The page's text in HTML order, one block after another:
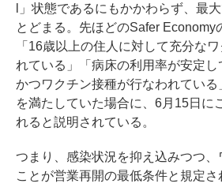
l」状態であるにもかかわらず、最
とどまる。先ほどのSafer Economy
「16歳以上の住人に対して充分な
れている」「病床の利用率が安定し
かつワクチン接種が行なわれてい
を満たしていた場合に、6月15日に
れると説明されている。
つまり、感染状況を抑え込みつつ
ことが営業再開の最低条件と規定さ